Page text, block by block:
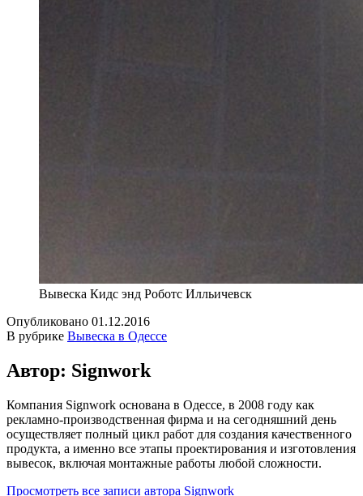
Вывеска Кидс энд Роботс Илльичевск
Опубликовано 01.12.2016
В рубрике Вывеска в Одессе
Автор: Signwork
Компания Signwork основана в Одессе, в 2008 году как
рекламно-производственная фирма и на сегодняшний день
осуществляет полный цикл работ для создания качественного
продукта, а именно все этапы проектирования и изготовления
вывесок, включая монтажные работы любой сложности.
Просмотреть все записи автора Signwork